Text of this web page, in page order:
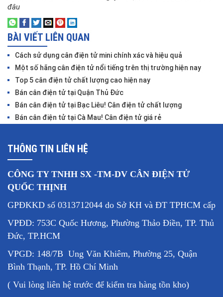
đâu
BÀI VIẾT LIÊN QUAN
Cách sử dụng cân điện tử mini chính xác và hiệu quả
Một số hãng cân điện tử nổi tiếng trên thị trường hiện nay
Top 5 cân điện tử chất lượng cao hiện nay
Bán cân điện tử tại Quận Thủ Đức
Bán cân điện tử tại Bạc Liêu! Cân điện tử chất lượng
Bán cân điện tử tại Cà Mau! Cân điện tử giá rẻ
THÔNG TIN LIÊN HỆ
CÔNG TY TNHH SX -TM-DV CÂN ĐIỆN TỬ
QUỐC THỊNH
GPĐKKD số 0313712044 do Sở KH và ĐT TPHCM cấp
VPĐD: 753C Quốc Hương, Phường Thảo Điền, TP. Thủ
Đức, TP.HCM
VPGD: 148/7B Ung Văn Khiêm, Phường 25, Quận
Bình Thạnh, TP. Hồ Chí Minh
( Vui lòng liên hệ trước để kiểm tra hàng tồn kho)